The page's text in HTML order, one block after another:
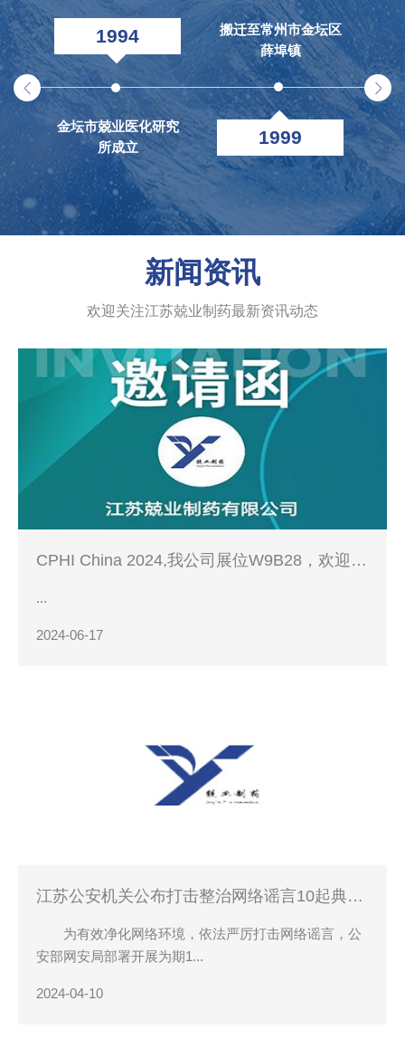
1994
金坛市兢业医化研究
所成立
1999
搬迁至常州市金坛区
薛埠镇
金
新闻资讯
欢迎关注江苏兢业制药最新资讯动态
CPHI China 2024,我公司展位W9B28，欢迎您
...
2024-06-17
江苏公安机关公布打击整治网络谣言10起典型
为有效净化网络环境，依法严厉打击网络谣言，公
安部网安局部署开展为期1...
2024-04-10